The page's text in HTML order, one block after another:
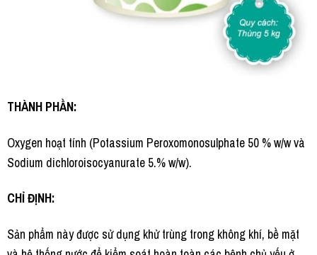
THÀNH PHẦN:
Oxygen hoạt tính (Potassium Peroxomonosulphate 50 % w/w và
Sodium dichloroisocyanurate 5.% w/w).
CHỈ ĐỊNH:
Sản phẩm này được sử dụng khử trùng trong không khí, bề mặt